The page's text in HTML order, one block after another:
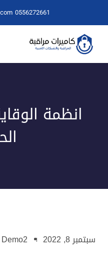
0556272661
انظمة
سبتمبر 8, 2022 Demo2